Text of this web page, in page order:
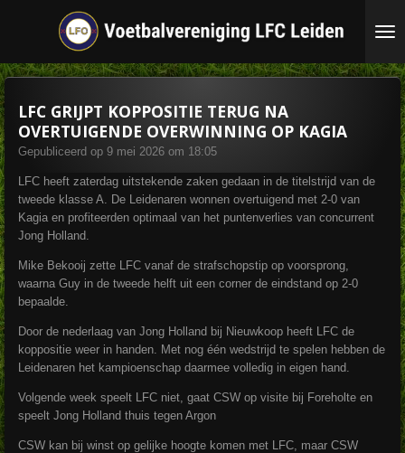
de
LFC GRIJPT KOPPOSITIE TERUG NA
OVERTUIGENDE OVERWINNING OP KAGIA
Gepubliceerd op 9 mei 2026 om 18:05
LFC heeft zaterdag uitstekende zaken gedaan in de titelstrijd van de
tweede klasse A. De Leidenaren wonnen overtuigend met 2-0 van
Kagia en profiteerden optimaal van het puntenverlies van concurrent
Jong Holland.
Mike Bekooij zette LFC vanaf de strafschopstip op voorsprong,
waarna Guy in de tweede helft uit een corner de eindstand op 2-0
bepaalde.
Door de nederlaag van Jong Holland bij Nieuwkoop heeft LFC de
koppositie weer in handen. Met nog één wedstrijd te spelen hebben de
Leidenaren het kampioenschap daarmee volledig in eigen hand.
Volgende week speelt LFC niet, gaat CSW op visite bij Foreholte en
speelt Jong Holland thuis tegen Argon
CSW kan bij winst op gelijke hoogte komen met LFC, maar CSW